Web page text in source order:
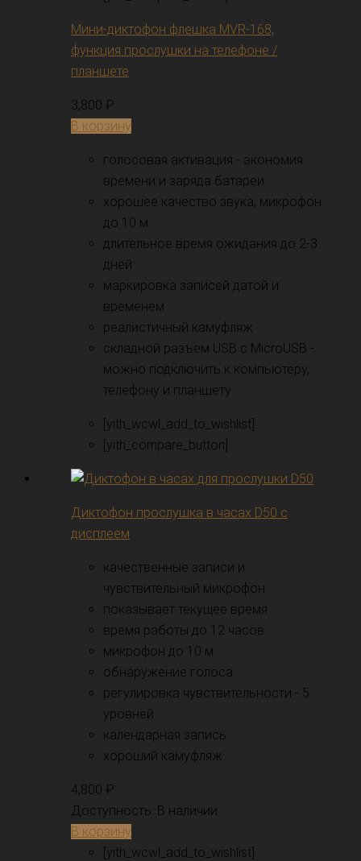
Мини-диктофон флешка MVR-168,
функция прослушки на телефоне /
планшете
3,800 ₽
В корзину
голосовая активация - экономия
времени и заряда батареи
хорошее качество звука, микрофон
до 10 м
длительное время ожидания до 2-3
дней
маркировка записей датой и
временем
реалистичный камуфляж
складной разъем USB с MicroUSB -
можно подключить к компьютеру,
телефону и планшету
[yith_wcwl_add_to_wishlist]
[yith_compare_button]
Диктофон прослушка в часах D50 с
дисплеем
качественные записи и
чувствительный микрофон
показывает текущее время
время работы до 12 часов
микрофон до 10 м
обнаружение голоса
регулировка чувствительности - 5
уровней
календарная запись
хороший камуфляж
4,800 ₽
Доступность: В наличии
В корзину
[yith_wcwl_add_to_wishlist]